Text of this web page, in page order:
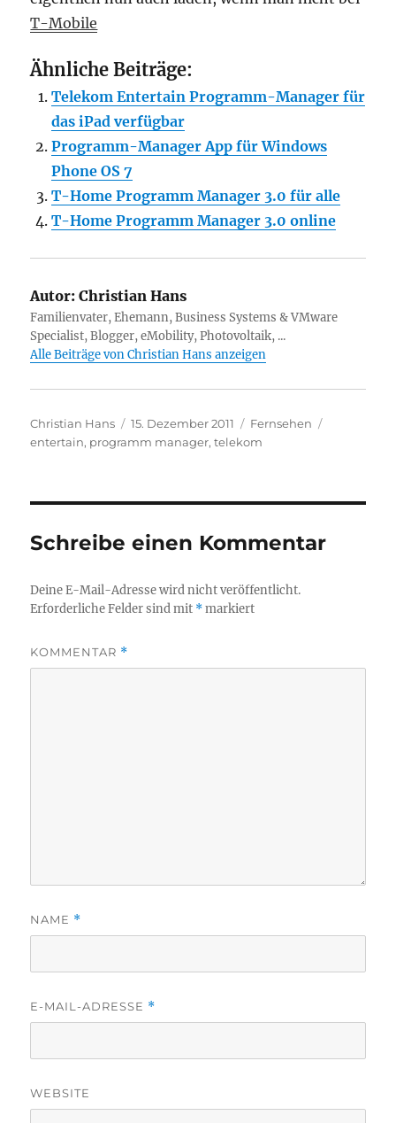
T-Mobile
Ähnliche Beiträge:
Telekom Entertain Programm-Manager für
das iPad verfügbar
Programm-Manager App für Windows
Phone OS 7
T-Home Programm Manager 3.0 für alle
T-Home Programm Manager 3.0 online
Autor: Christian Hans
Familienvater, Ehemann, Business Systems & VMware
Specialist, Blogger, eMobility, Photovoltaik, ...
Alle Beiträge von Christian Hans anzeigen
Autor
Christian Hans
Veröffentlicht
am
15. Dezember 2011 Kategorien
Fernsehen
entertain, programm manager,telekom
Schreibe einen Kommentar
Deine E-Mail-Adresse wird nicht veröffentlicht.
Erforderliche Felder sind mit *markiert
KOMMENTAR *
NAME *
E-MAIL-ADRESSE *
WEBSITE